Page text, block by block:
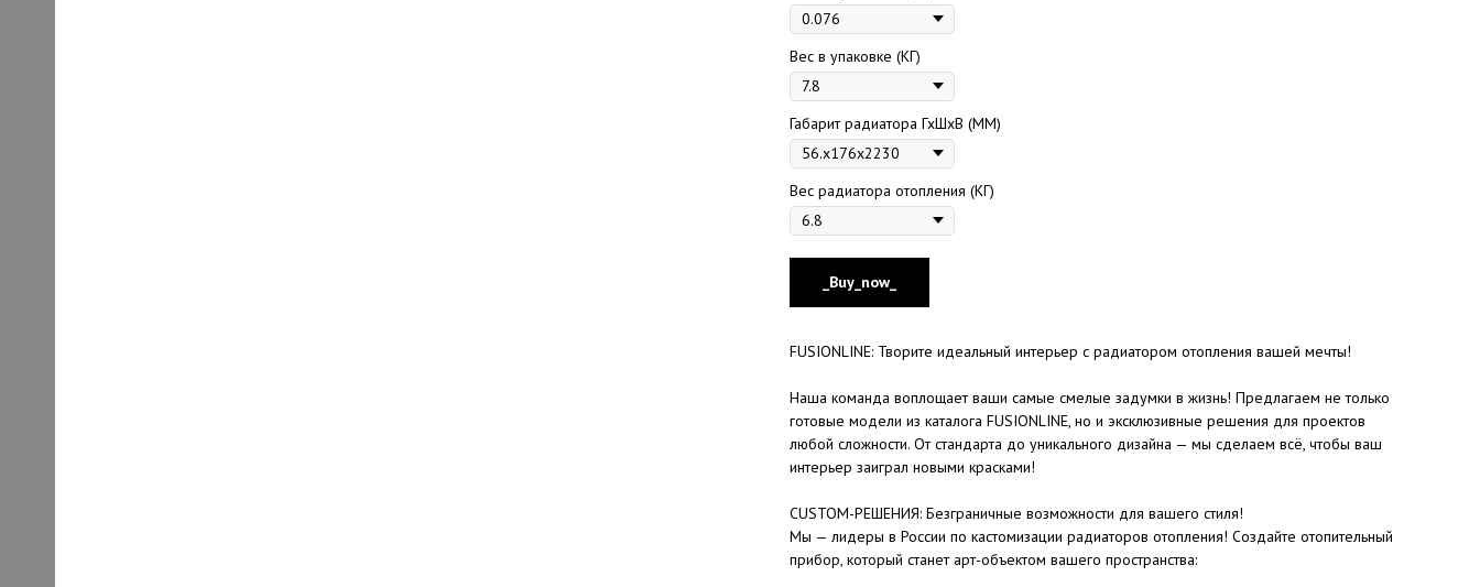
Вес в упаковке (КГ)
Габарит радиатора ГхШхВ (ММ)
Вес радиатора отопления (КГ)
_Buy_now_
FUSIONLINE: Творите идеальный интерьер с радиатором отопления вашей мечты!
Наша команда воплощает ваши самые смелые задумки в жизнь! Предлагаем не только
готовые модели из каталога FUSIONLINE, но и эксклюзивные решения для проектов
любой сложности. От стандарта до уникального дизайна — мы сделаем всё, чтобы ваш
интерьер заиграл новыми красками!
CUSTOM-РЕШЕНИЯ: Безграничные возможности для вашего стиля!
Мы — лидеры в России по кастомизации радиаторов отопления! Создайте отопительный
прибор, который станет арт-объектом вашего пространства: